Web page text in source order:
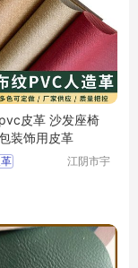
皮革 沙发座椅
装饰用皮革
江阴市宇